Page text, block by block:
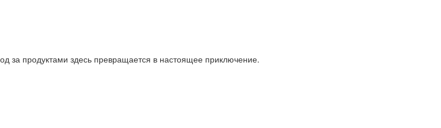
за продуктами здесь превращается в настоящее приключение.